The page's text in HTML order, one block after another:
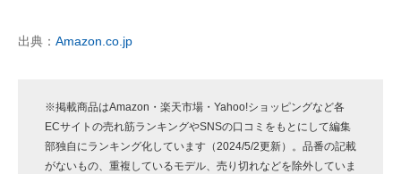
建設×テクノロジーの最前線
ちょっと気になるネットの話題
出典： Amazon.co.jp
※掲載商品はAmazon・楽天市場・Yahoo!ショッピングなど各
ECサイトの売れ筋ランキングやSNSの口コミをもとにして編集
部独自にランキング化しています（2024/5/2更新）。品番の記載
がないもの、重複しているモデル、売り切れなどを除外していま